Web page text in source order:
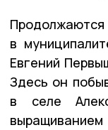
Продолжаются
в
Евгений
Здесь он
в селе